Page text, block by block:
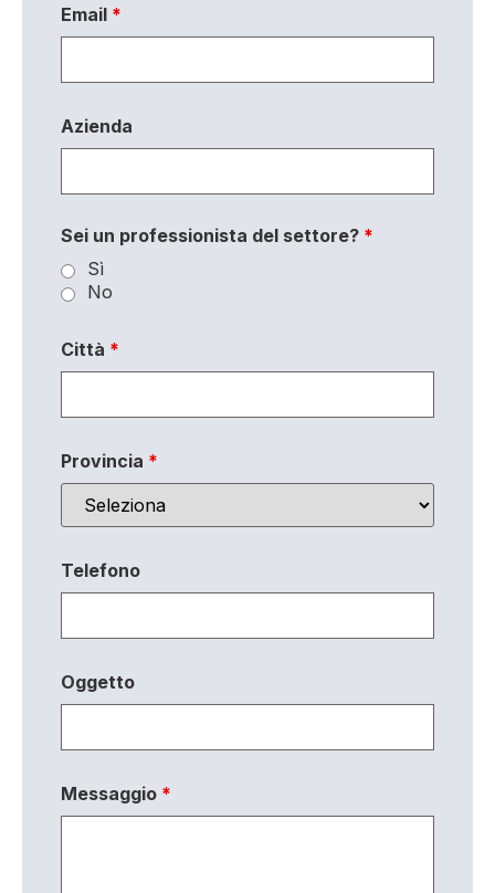
Email *
Azienda
Sei un professionista del settore? *
Sì
No
Città *
Provincia *
Telefono
Oggetto
Messaggio *